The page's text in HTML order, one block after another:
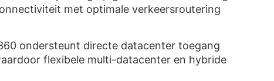
met optimale verkeersroutering
ondersteunt directe datacenter toegang
flexibele multi-datacenter en hybride